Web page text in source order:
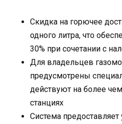
Скидка на горючее
одного литра, что
30% при сочетании с
Для владельцев
предусмотрены
действуют на более
станциях
Система предоставляет